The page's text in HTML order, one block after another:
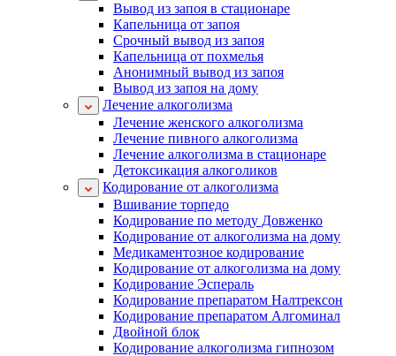
Вывод из запоя в стационаре
Капельница от запоя
Срочный вывод из запоя
Капельница от похмелья
Анонимный вывод из запоя
Вывод из запоя на дому
Лечение алкоголизма
Лечение женского алкоголизма
Лечение пивного алкоголизма
Лечение алкоголизма в стационаре
Детоксикация алкоголиков
Кодирование от алкоголизма
Вшивание торпедо
Кодирование по методу Довженко
Кодирование от алкоголизма на дому
Медикаментозное кодирование
Кодирование от алкоголизма на дому
Кодирование Эспераль
Кодирование препаратом Налтрексон
Кодирование препаратом Алгоминал
Двойной блок
Кодирование алкоголизма гипнозом